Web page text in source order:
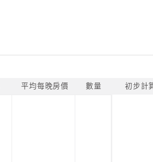
平均每晚房價 數量 初步計